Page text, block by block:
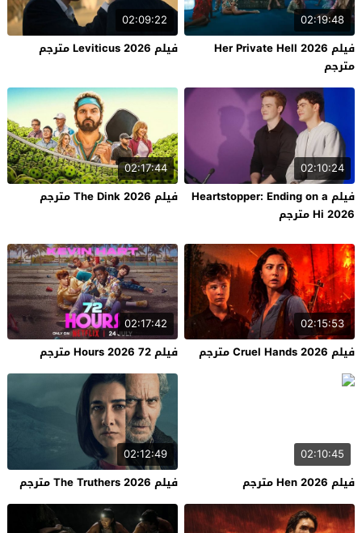
02:19:48
فيلم Her Private Hell 2026
مترجم
02:09:22
فيلم Leviticus 2026 مترجم
02:10:24
فيلم Heartstopper: Ending on a
Hi 2026 مترجم
02:17:44
فيلم The Dink 2026 مترجم
02:15:53
فيلم Cruel Hands 2026 مترجم
02:17:42
فيلم 72 Hours 2026 مترجم
02:10:45
فيلم Hen 2026 مترجم
02:12:49
فيلم The Truthers 2026 مترجم